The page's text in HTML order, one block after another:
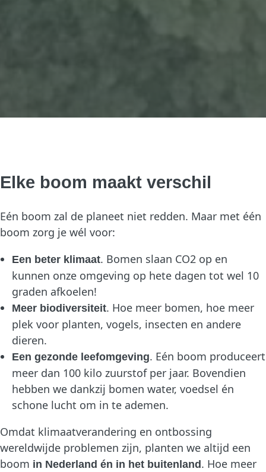
Elke boom maakt verschil
Eén boom zal de planeet niet redden. Maar met één
boom zorg je wél voor:
Een beter klimaat. Bomen slaan CO2 op en
kunnen onze omgeving op hete dagen tot wel 10
graden afkoelen!
Meer biodiversiteit. Hoe meer bomen, hoe meer
plek voor planten, vogels, insecten en andere
dieren.
Een gezonde leefomgeving. Eén boom produceert
meer dan 100 kilo zuurstof per jaar. Bovendien
hebben we dankzij bomen water, voedsel én
schone lucht om in te ademen.
Omdat klimaatverandering en ontbossing
wereldwijde problemen zijn, planten we altijd een
boom in Nederland én in het buitenland . Hoe meer